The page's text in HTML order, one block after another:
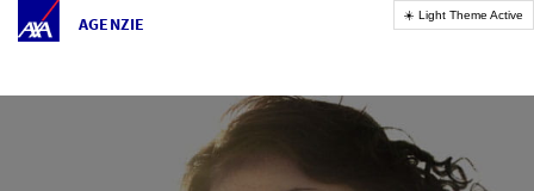
AGENZIE